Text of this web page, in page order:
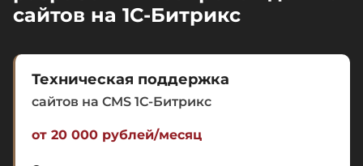
сайтов на 1C-Битрикс
Техническая поддержка
сайтов на CMS 1C-Битрикс
от 20 000 рублей/месяц